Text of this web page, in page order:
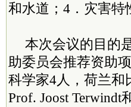
和水道；4．灾害特
本次会议的目的
助委员会推荐资助
科学家4人，荷兰和
Prof. Joost